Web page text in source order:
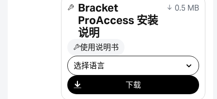
Bracket
ProAccess 安装
说明
0.5 MB
使用说明书
选择下载
下载